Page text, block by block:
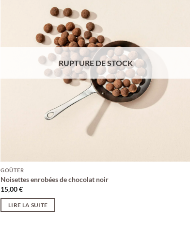
RUPTURE DE STOCK
GOÛTER
Noisettes enrobées de chocolat noir
15,00€
LIRE LA SUITE